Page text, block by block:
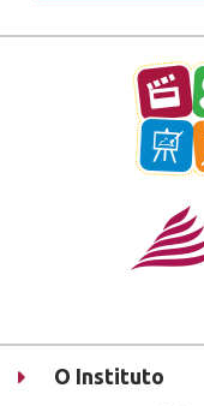
O Instituto